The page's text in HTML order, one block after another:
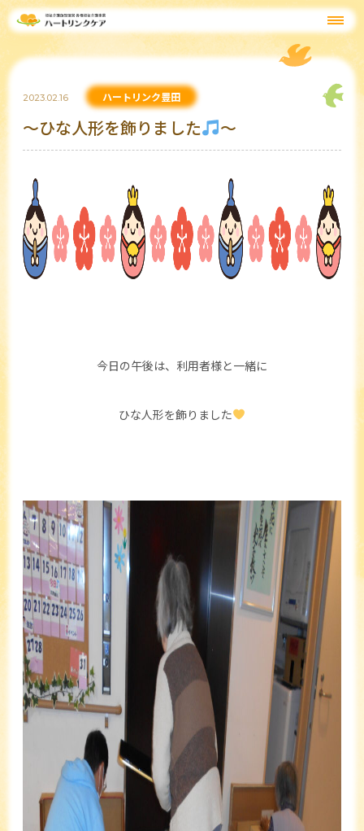
2023.02.16 ハートリンク豊田
～ひな人形を飾りました ～
今日の午後は、利用者様と一緒に
ひな人形を飾りました